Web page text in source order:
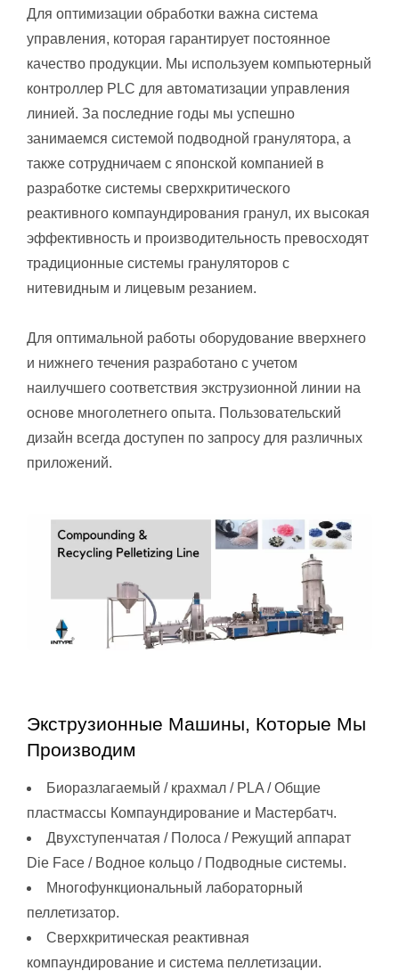
Для оптимизации обработки важна система
управления, которая гарантирует постоянное
качество продукции. Мы используем компьютерный
контроллер PLC для автоматизации управления
линией. За последние годы мы успешно
занимаемся системой подводной гранулятора, а
также сотрудничаем с японской компанией в
разработке системы сверхкритического
реактивного компаундирования гранул, их высокая
эффективность и производительность превосходят
традиционные системы грануляторов с
нитевидным и лицевым резанием.
Для оптимальной работы оборудование вверхнего
и нижнего течения разработано с учетом
наилучшего соответствия экструзионной линии на
основе многолетнего опыта. Пользовательский
дизайн всегда доступен по запросу для различных
приложений.
Экструзионные Машины, Которые Мы
Производим
Биоразлагаемый / крахмал / PLA / Общие
пластмассы Компаундирование и Мастербатч.
Двухступенчатая / Полоса / Режущий аппарат
Die Face / Водное кольцо / Подводные системы.
Многофункциональный лабораторный
пеллетизатор.
Сверхкритическая реактивная
компаундирование и система пеллетизации.